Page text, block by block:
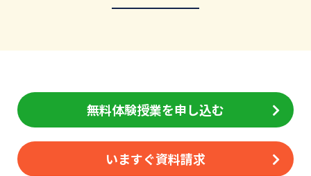
無料体験授業を申し込む
いますぐ資料請求